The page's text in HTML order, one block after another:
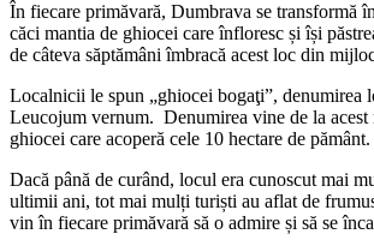
În fiecare primăvară, Dumbrava se transformă
căci mantia de ghiocei care înfloresc și își
de câteva săptămâni îmbracă acest loc din
Localnicii le spun „ghiocei bogaţi”, denumirea
Leucojum vernum. Denumirea vine de la acest
ghiocei care acoperă cele 10 hectare de pământ.
Dacă până de curând, locul era cunoscut mai
ultimii ani, tot mai mulți turiști au aflat de
vin în fiecare primăvară să o admire și să se